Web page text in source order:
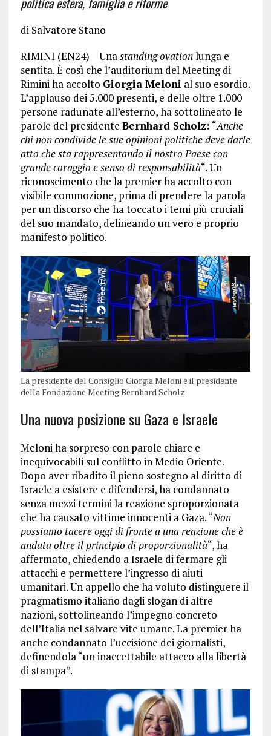
di Salvatore Stano
RIMINI (EN24) – Unastanding ovationlunga e
sentita. È così che l’auditorium del Meeting di
Rimini ha accolto Giorgia Meloni al suo esordio.
L’applauso dei 5.000 presenti, e delle oltre 1.000
persone radunate all’esterno, ha sottolineato le
parole del presidente Bernhard Scholz: “Anche
chi non condivide le sue opinioni politiche deve darle
atto che sta rappresentando il nostro Paese con
grande coraggio e senso di responsabilità“. Un
riconoscimento che la premier ha accolto con
visibile commozione, prima di prendere la parola
per un discorso che ha toccato i temi più cruciali
del suo mandato, delineando un vero e proprio
manifesto politico.
La presidente del Consiglio Giorgia Meloni e il presidente
della Fondazione Meeting Bernhard Scholz
Una nuova posizione su Gaza e Israele
Meloni ha sorpreso con parole chiare e
inequivocabili sul conflitto in Medio Oriente.
Dopo aver ribadito il pieno sostegno al diritto di
Israele a esistere e difendersi, ha condannato
senza mezzi termini la reazione sproporzionata
che ha causato vittime innocenti a Gaza. “Non
possiamo tacere oggi di fronte a una reazione che è
andata oltre il principio di proporzionalità“, ha
affermato, chiedendo a Israele di fermare gli
attacchi e permettere l’ingresso di aiuti
umanitari. Un appello che ha voluto distinguere il
pragmatismo italiano dagli slogan di altre
nazioni, sottolineando l’impegno concreto
dell’Italia nel salvare vite umane. La premier ha
anche condannato l’uccisione dei giornalisti,
definendola “un inaccettabile attacco alla libertà
di stampa”.